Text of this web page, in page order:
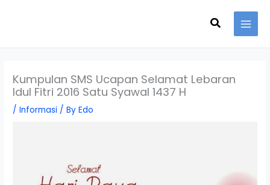
Search
Kumpulan SMS Ucapan Selamat Lebaran
Idul Fitri 2016 Satu Syawal 1437 H
/Informasi / ByEdo